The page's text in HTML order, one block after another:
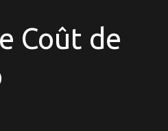
Coût de